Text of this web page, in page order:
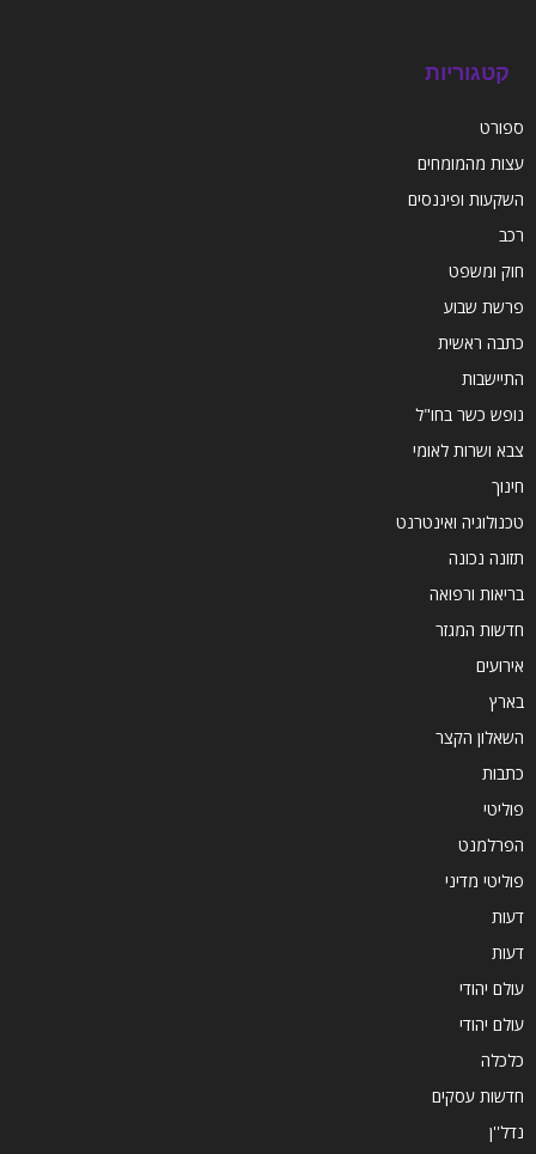
קטגוריות
ספורט
עצות מהמומחים
השקעות ופיננסים
רכב
חוק ומשפט
פרשת שבוע
כתבה ראשית
התיישבות
נופש כשר בחו"ל
צבא ושרות לאומי
חינוך
טכנולוגיה ואינטרנט
תזונה נכונה
בריאות ורפואה
חדשות המגזר
אירועים
בארץ
השאלון הקצר
כתבות
פוליטי
הפרלמנט
פוליטי מדיני
דעות
דעות
עולם יהודי
עולם יהודי
כלכלה
חדשות עסקים
נדל''ן